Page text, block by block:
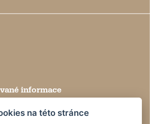
informace
na této stránce